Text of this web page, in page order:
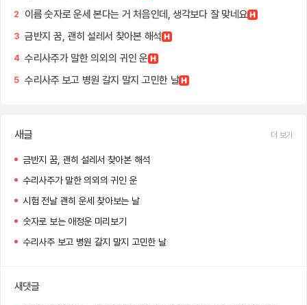
2 이름 숫자로 운세 본다는 거 처음인데, 생각보다 잘 맞네요
3 금반지 꿈, 괜히 설레서 찾아본 해석
4 수리사주가 말한 의외의 귀인 운
5 수리사주 보고 병원 갈지 말지 고민한 날
새글 더 보기
금반지 꿈, 괜히 설레서 찾아본 해석
수리사주가 말한 의외의 귀인 운
시험 전날 괜히 운세 찾아보는 날
숫자로 보는 애정운 미리보기
수리사주 보고 병원 갈지 말지 고민한 날
새댓글